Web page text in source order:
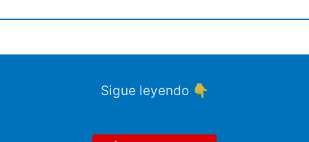
Sigue leyendo 👇